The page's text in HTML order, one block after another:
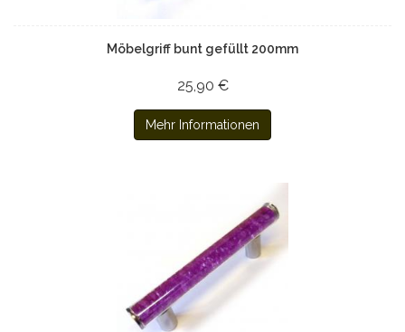
Möbelgriff bunt gefüllt 200mm
25,90 €
Mehr Informationen